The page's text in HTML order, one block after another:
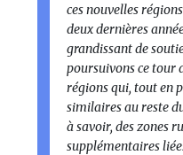
ces nouvelles
deux dernières
grandissant de
poursuivons ce tour
régions qui, tout en
similaires au reste
à savoir, des zones
supplémentaires